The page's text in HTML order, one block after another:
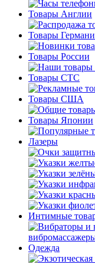
Товары Англии
Товары
Товары России
Товары СТС
Товары США
Товары Японии
Лазеры
Интимные
Одежда